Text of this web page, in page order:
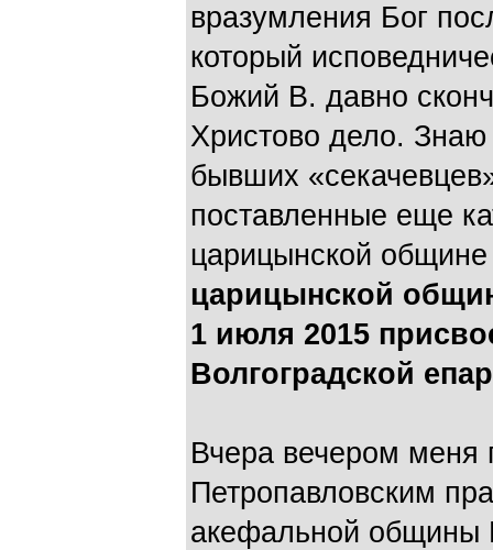
вразумления Бог
который
Божий В. давно
Христово дело.
бывших
поставленные еще
царицынской
царицынской
1 июля 2015
Волгоградской
Вчера вечером меня
Петропавловским
акефальной общины